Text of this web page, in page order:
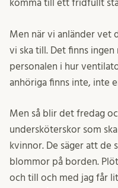
komma till ett fridfullt
Men när vi anländer vet
vi ska till. Det finns
personalen i hur
anhöriga finns inte, inte
Men så blir det fredag
undersköterskor som
kvinnor. De säger att de
blommor på borden.
och till och med jag får